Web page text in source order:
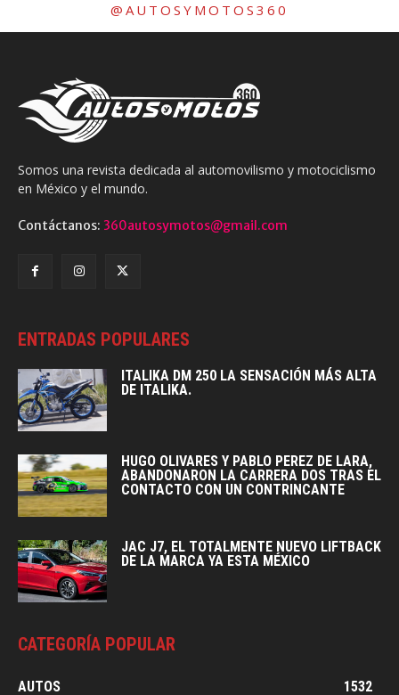
@AUTOSYMOTOS360
Somos una revista dedicada al automovilismo y motociclismo
en México y el mundo.
Contáctanos: 360autosymotos@gmail.com
ENTRADAS POPULARES
ITALIKA DM 250 LA SENSACIÓN MÁS ALTA
DE ITALIKA.
HUGO OLIVARES Y PABLO PEREZ DE LARA,
ABANDONARON LA CARRERA DOS TRAS EL
CONTACTO CON UN CONTRINCANTE
JAC J7, EL TOTALMENTE NUEVO LIFTBACK
DE LA MARCA YA ESTA MÉXICO
CATEGORÍA POPULAR
AUTOS 1532